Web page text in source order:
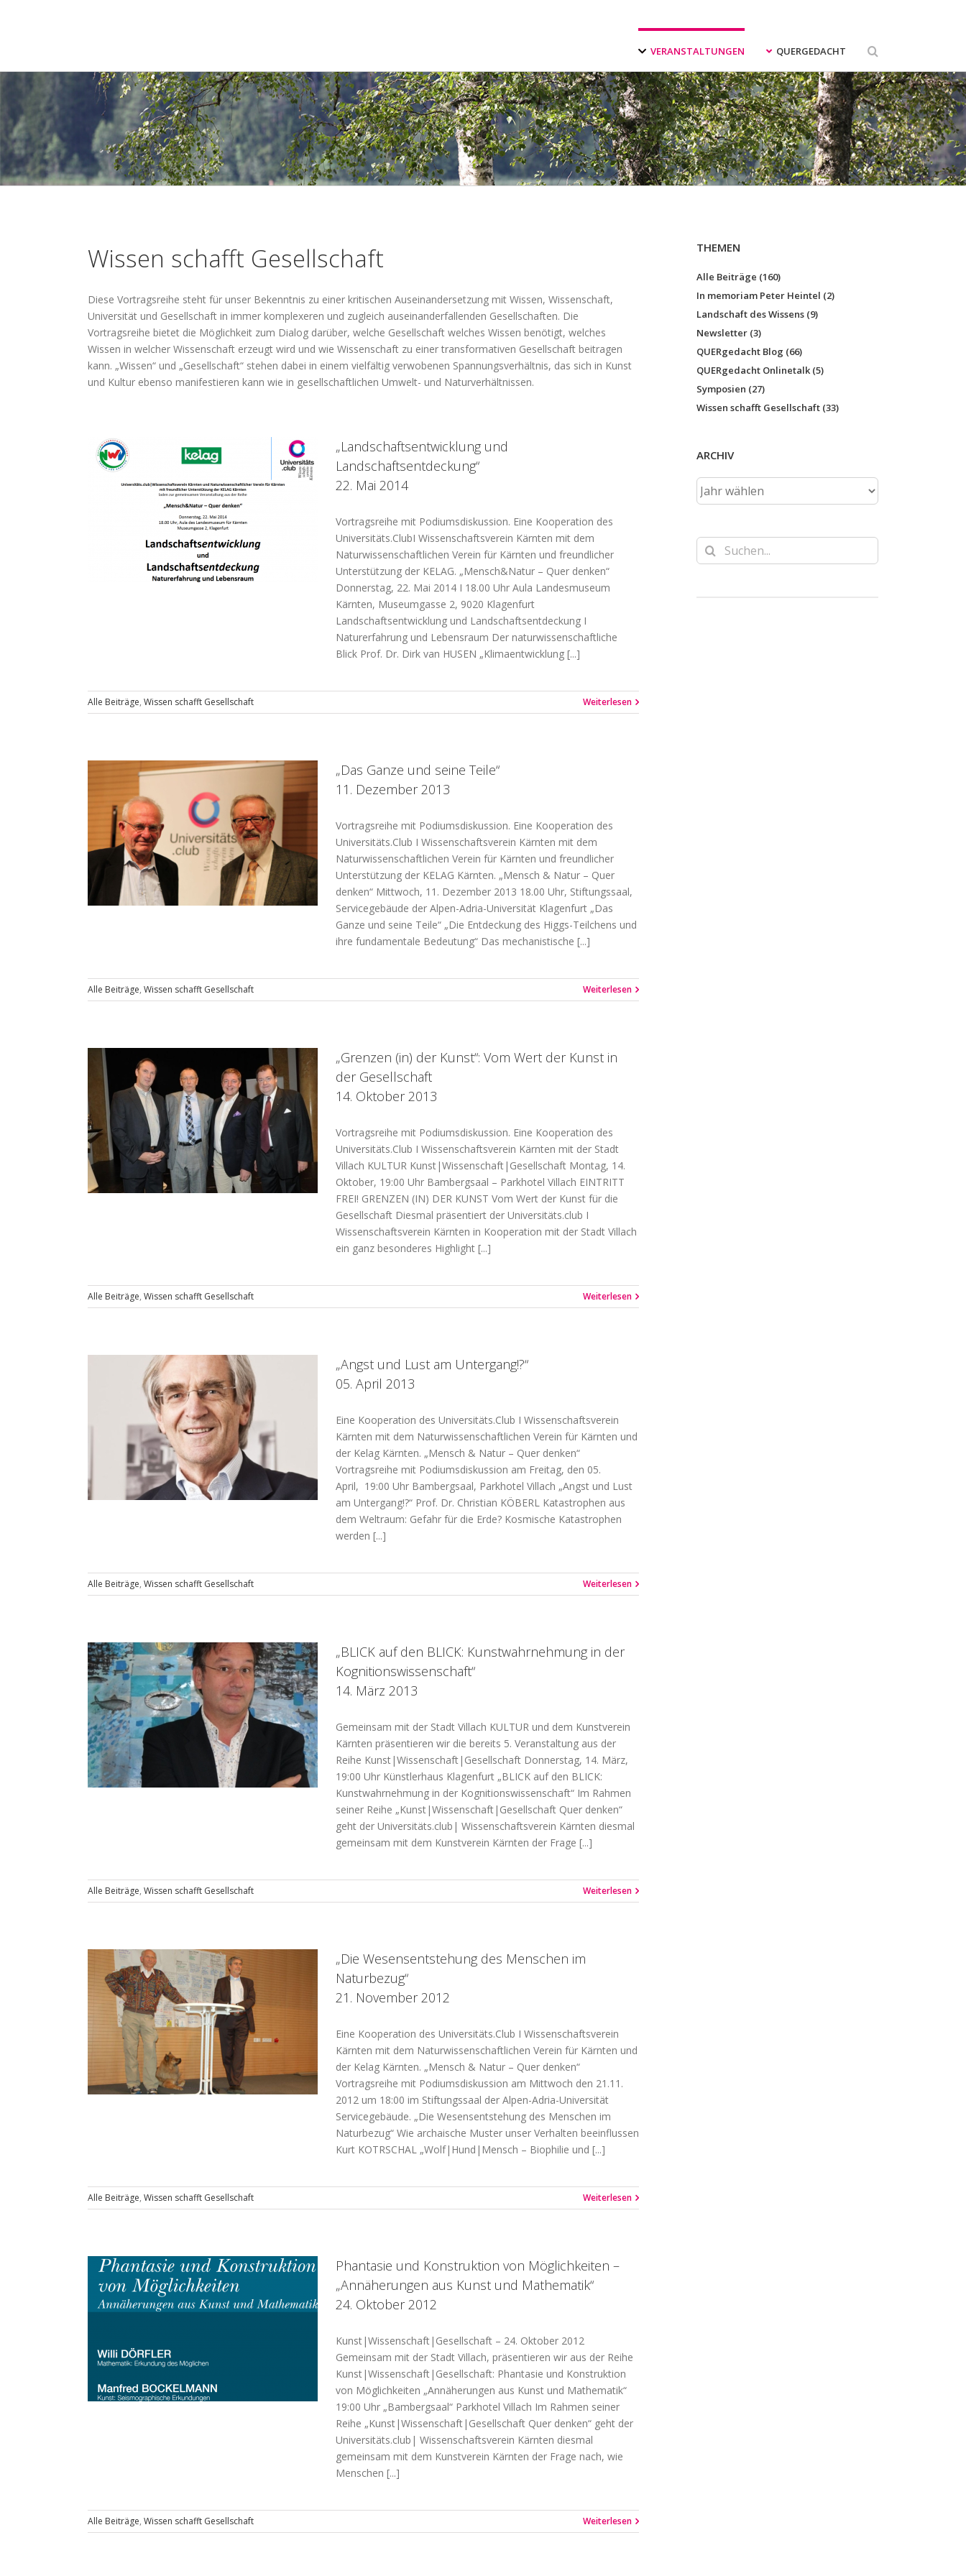
nach:
VERANSTALTUNGEN QUERGEDACHT
Wissen schafft Gesellschaft
Diese Vortragsreihe steht für unser Bekenntnis zu einer kritischen Auseinandersetzung mit Wissen, Wissenschaft,
Universität und Gesellschaft in immer komplexeren und zugleich auseinanderfallenden Gesellschaften. Die
Vortragsreihe bietet die Möglichkeit zum Dialog darüber, welche Gesellschaft welches Wissen benötigt, welches
Wissen in welcher Wissenschaft erzeugt wird und wie Wissenschaft zu einer transformativen Gesellschaft beitragen
kann. „Wissen“ und „Gesellschaft“ stehen dabei in einem vielfältig verwobenen Spannungsverhältnis, das sich in Kunst
und Kultur ebenso manifestieren kann wie in gesellschaftlichen Umwelt- und Naturverhältnissen.
„Landschaftsentwicklung und
Landschaftsentdeckung“
22. Mai 2014
Vortragsreihe mit Podiumsdiskussion. Eine Kooperation des
Universitäts.ClubI Wissenschaftsverein Kärnten mit dem
Naturwissenschaftlichen Verein für Kärnten und freundlicher
Unterstützung der KELAG. „Mensch&Natur – Quer denken“
Donnerstag, 22. Mai 2014 I 18.00 Uhr Aula Landesmuseum
Kärnten, Museumgasse 2, 9020 Klagenfurt
Landschaftsentwicklung und Landschaftsentdeckung I
Naturerfahrung und Lebensraum Der naturwissenschaftliche
Blick Prof. Dr. Dirk van HUSEN „Klimaentwicklung [...]
Alle Beiträge, Wissen schafft Gesellschaft Weiterlesen
„Das Ganze und seine Teile“
11. Dezember 2013
Vortragsreihe mit Podiumsdiskussion. Eine Kooperation des
Universitäts.Club I Wissenschaftsverein Kärnten mit dem
Naturwissenschaftlichen Verein für Kärnten und freundlicher
Unterstützung der KELAG Kärnten. „Mensch & Natur – Quer
denken“ Mittwoch, 11. Dezember 2013 18.00 Uhr, Stiftungssaal,
Servicegebäude der Alpen-Adria-Universität Klagenfurt „Das
Ganze und seine Teile“ „Die Entdeckung des Higgs-Teilchens und
ihre fundamentale Bedeutung“ Das mechanistische [...]
Alle Beiträge, Wissen schafft Gesellschaft Weiterlesen
„Grenzen (in) der Kunst“: Vom Wert der Kunst in
der Gesellschaft
14. Oktober 2013
Vortragsreihe mit Podiumsdiskussion. Eine Kooperation des
Universitäts.Club I Wissenschaftsverein Kärnten mit der Stadt
Villach KULTUR Kunst|Wissenschaft|Gesellschaft Montag, 14.
Oktober, 19:00 Uhr Bambergsaal – Parkhotel Villach EINTRITT
FREI! GRENZEN (IN) DER KUNST Vom Wert der Kunst für die
Gesellschaft Diesmal präsentiert der Universitäts.club I
Wissenschaftsverein Kärnten in Kooperation mit der Stadt Villach
ein ganz besonderes Highlight [...]
Alle Beiträge, Wissen schafft Gesellschaft Weiterlesen
„Angst und Lust am Untergang!?“
05. April 2013
Eine Kooperation des Universitäts.Club I Wissenschaftsverein
Kärnten mit dem Naturwissenschaftlichen Verein für Kärnten und
der Kelag Kärnten. „Mensch & Natur – Quer denken“
Vortragsreihe mit Podiumsdiskussion am Freitag, den 05.
April, 19:00 Uhr Bambergsaal, Parkhotel Villach „Angst und Lust
am Untergang!?“ Prof. Dr. Christian KÖBERL Katastrophen aus
dem Weltraum: Gefahr für die Erde? Kosmische Katastrophen
werden [...]
Alle Beiträge, Wissen schafft Gesellschaft Weiterlesen
„BLICK auf den BLICK: Kunstwahrnehmung in der
Kognitionswissenschaft“
14. März 2013
Gemeinsam mit der Stadt Villach KULTUR und dem Kunstverein
Kärnten präsentieren wir die bereits 5. Veranstaltung aus der
Reihe Kunst|Wissenschaft|Gesellschaft Donnerstag, 14. März,
19:00 Uhr Künstlerhaus Klagenfurt „BLICK auf den BLICK:
Kunstwahrnehmung in der Kognitionswissenschaft“ Im Rahmen
seiner Reihe „Kunst|Wissenschaft|Gesellschaft Quer denken“
geht der Universitäts.club| Wissenschaftsverein Kärnten diesmal
gemeinsam mit dem Kunstverein Kärnten der Frage [...]
Alle Beiträge, Wissen schafft Gesellschaft Weiterlesen
„Die Wesensentstehung des Menschen im
Naturbezug“
21. November 2012
Eine Kooperation des Universitäts.Club I Wissenschaftsverein
Kärnten mit dem Naturwissenschaftlichen Verein für Kärnten und
der Kelag Kärnten. „Mensch & Natur – Quer denken“
Vortragsreihe mit Podiumsdiskussion am Mittwoch den 21.11.
2012 um 18:00 im Stiftungssaal der Alpen-Adria-Universität
Servicegebäude. „Die Wesensentstehung des Menschen im
Naturbezug“ Wie archaische Muster unser Verhalten beeinflussen
Kurt KOTRSCHAL „Wolf|Hund|Mensch – Biophilie und [...]
Alle Beiträge, Wissen schafft Gesellschaft Weiterlesen
Phantasie und Konstruktion von Möglichkeiten –
„Annäherungen aus Kunst und Mathematik“
24. Oktober 2012
Kunst|Wissenschaft|Gesellschaft – 24. Oktober 2012
Gemeinsam mit der Stadt Villach, präsentieren wir aus der Reihe
Kunst|Wissenschaft|Gesellschaft: Phantasie und Konstruktion
von Möglichkeiten „Annäherungen aus Kunst und Mathematik“
19:00 Uhr „Bambergsaal“ Parkhotel Villach Im Rahmen seiner
Reihe „Kunst|Wissenschaft|Gesellschaft Quer denken“ geht der
Universitäts.club| Wissenschaftsverein Kärnten diesmal
gemeinsam mit dem Kunstverein Kärnten der Frage nach, wie
Menschen [...]
Alle Beiträge, Wissen schafft Gesellschaft Weiterlesen
THEMEN
Alle Beiträge (160)
In memoriam Peter Heintel (2)
Landschaft des Wissens (9)
Newsletter (3)
QUERgedacht Blog (66)
QUERgedacht Onlinetalk (5)
Symposien (27)
Wissen schafft Gesellschaft (33)
ARCHIV
Suche
nach: